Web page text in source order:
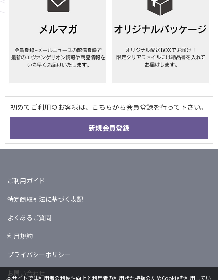
ご利用ガイド
特定商取引法に基づく表記
よくあるご質問
利用規約
プライバシーポリシー
お問い合わせ
本サイトでは利用者の利便性向上と利用者の利用状況把握のためCookieを利用してい